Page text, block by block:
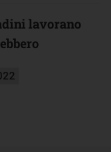
lavorano